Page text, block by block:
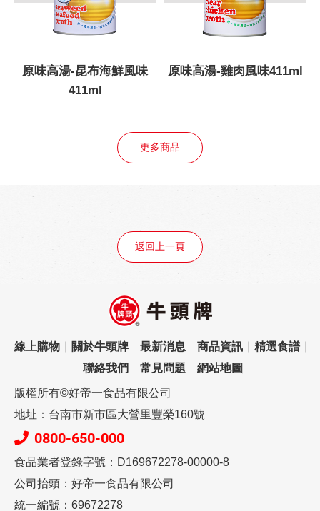
原味高湯-昆布海鮮風味
411ml
原味高湯-雞肉風味411ml
更多商品
返回上一頁
線上購物 關於牛頭牌 最新消息 商品資訊
精選食譜
聯絡我們
常見問題 網站地圖
版權所有©好帝一食品有限公司
地址：台南市新市區大營里豐榮160號
0800-650-000
食品業者登錄字號：D169672278-00000-8
公司抬頭：好帝一食品有限公司
統一編號：69672278